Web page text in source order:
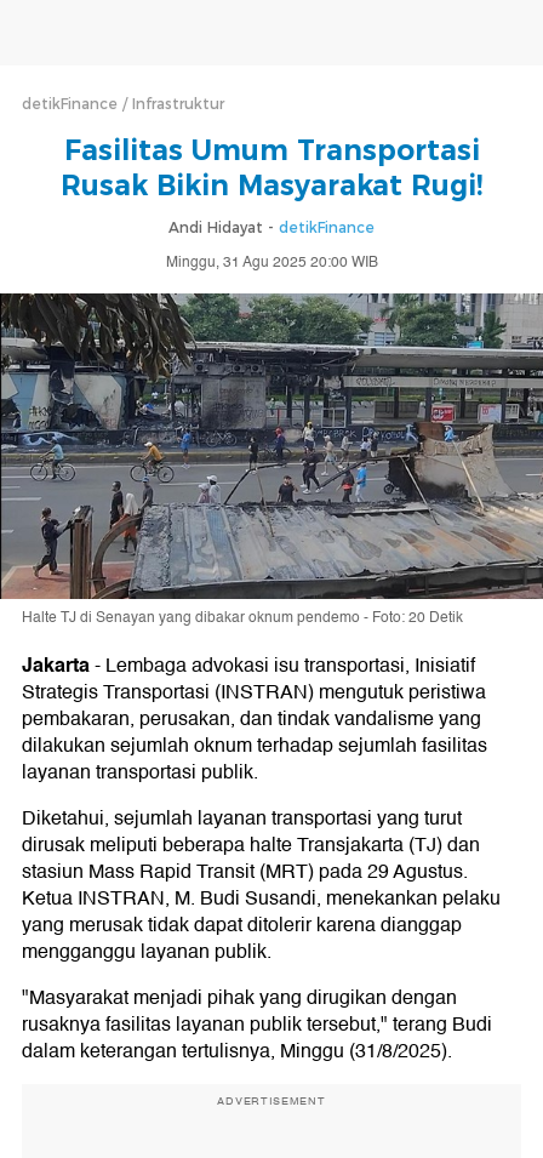
detikFinance Infrastruktur
Fasilitas Umum Transportasi
Rusak Bikin Masyarakat Rugi!
Andi Hidayat - detikFinance
Minggu, 31 Agu 2025 20:00 WIB
Halte TJ di Senayan yang dibakar oknum pendemo - Foto: 20 Detik
Jakarta-Lembaga advokasi isu transportasi, Inisiatif
Strategis Transportasi (INSTRAN) mengutuk peristiwa
pembakaran, perusakan, dan tindak vandalisme yang
dilakukan sejumlah oknum terhadap sejumlah fasilitas
layanan transportasi publik.
Diketahui, sejumlah layanan transportasi yang turut
dirusak meliputi beberapa halte Transjakarta (TJ) dan
stasiun Mass Rapid Transit (MRT) pada 29 Agustus.
Ketua INSTRAN, M. Budi Susandi, menekankan pelaku
yang merusak tidak dapat ditolerir karena dianggap
mengganggu layanan publik.
"Masyarakat menjadi pihak yang dirugikan dengan
rusaknya fasilitas layanan publik tersebut," terang Budi
dalam keterangan tertulisnya, Minggu (31/8/2025).
ADVERTISEMENT